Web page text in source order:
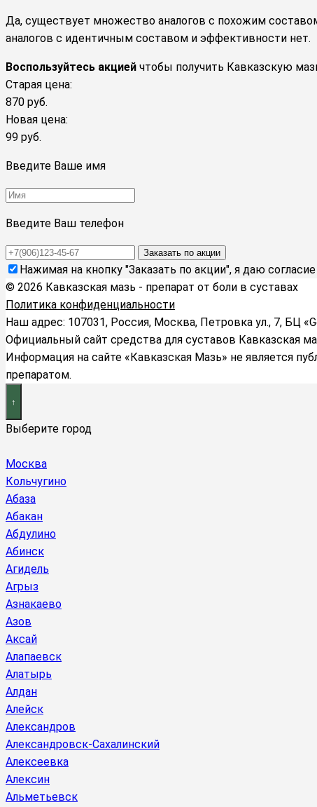
Да, существует множество аналогов с похожим составом
аналогов с идентичным составом и эффективности нет.
Воспользуйтесь акцией чтобы получить Кавказскую
Старая цена:
870 руб.
Новая цена:
99 руб.
Введите Ваше имя
Введите Ваш телефон
Заказать по акции
Нажимая на кнопку "Заказать по акции", я даю
© 2026 Кавказская мазь - препарат от боли в суставах
Политика конфиденциальности
Наш адрес: 107031, Россия, Москва, Петровка ул., 7, БЦ
Официальный сайт средства для суставов Кавказская
Информация на сайте «Кавказская Мазь» не является
препаратом.
Выберите город
Москва
Кольчугино
Абаза
Абакан
Абдулино
Абинск
Агидель
Агрыз
Азнакаево
Азов
Аксай
Алапаевск
Алатырь
Алдан
Алейск
Александров
Александровск-Сахалинский
Алексеевка
Алексин
Альметьевск